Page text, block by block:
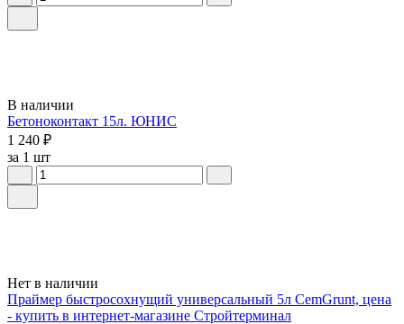
В наличии
Бетоноконтакт 15л. ЮНИС
1 240 ₽
за 1 шт
Нет в наличии
Праймер быстросохнущий универсальный 5л CemGrunt, цена
- купить в интернет-магазине Стройтерминал